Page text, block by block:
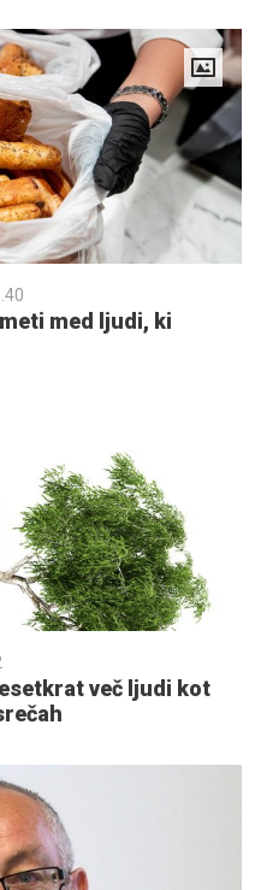
med ljudi, ki
več ljudi kot